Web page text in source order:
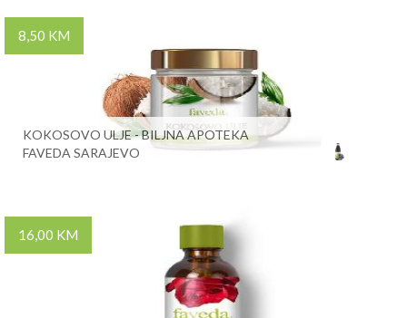
8,50 KM
KOKOSOVO ULJE - BILJNA APOTEKA
FAVEDA SARAJEVO
16,00 KM